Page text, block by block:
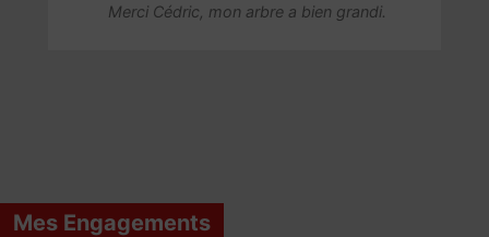
Merci Cédric, mon arbre a bien grandi.
Mes Engagements